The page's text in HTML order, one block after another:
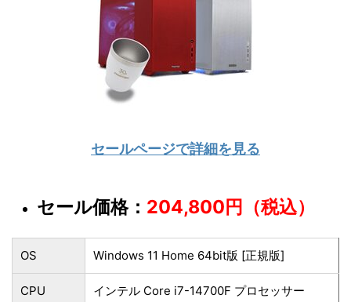
セールページで詳細を見る
セール価格： 204,800円（税込）
OS Windows 11 Home 64bit版 [正規版]
CPU インテル Core i7-14700F プロセッサー